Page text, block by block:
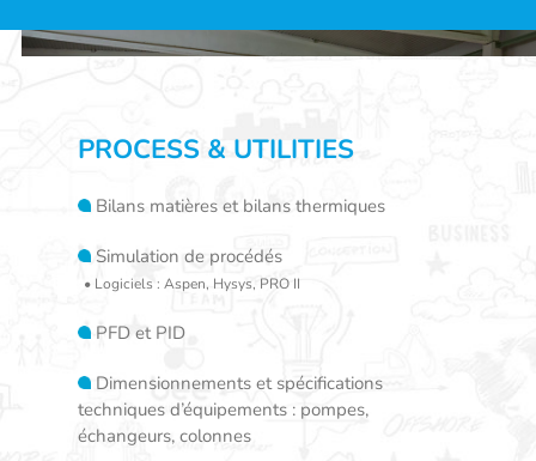
PROCESS & UTILITIES
Bilans matières et bilans thermiques
Simulation de procédés
• Logiciels : Aspen, Hysys, PRO II
PFD et PID
Dimensionnements et spécifications
techniques d’équipements : pompes,
échangeurs, colonnes